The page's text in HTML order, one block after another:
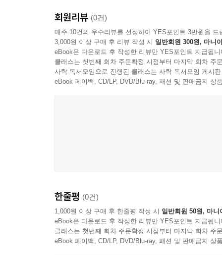
회원리뷰 (0건)
매주 10건의 우수리뷰를 선정하여 YES포인트 3만원을 드
3,000원 이상 구매 후 리뷰 작성 시 일반회원 300원, 마니
eBook은 다운로드 후 작성한 리뷰만 YES포인트 지급됩니
클래스는 첫번째 회차 주문확정 시점부터 마지막 회차 주
사락 독서모임으로 진행된 클래스는 사락 독서모임 게시
eBook 페이백, CD/LP, DVD/Blu-ray, 패션 및 판매금지 상
한줄평 (0건)
1,000원 이상 구매 후 한줄평 작성 시 일반회원 50원, 마니
eBook은 다운로드 후 작성한 리뷰만 YES포인트 지급됩니
클래스는 첫번째 회차 주문확정 시점부터 마지막 회차 주
eBook 페이백, CD/LP, DVD/Blu-ray, 패션 및 판매금지 상